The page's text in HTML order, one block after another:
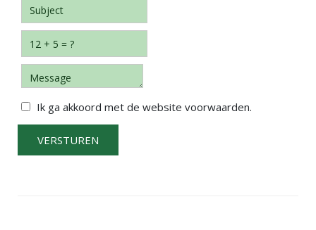
Ik ga akkoord met de website voorwaarden.
VERSTUREN